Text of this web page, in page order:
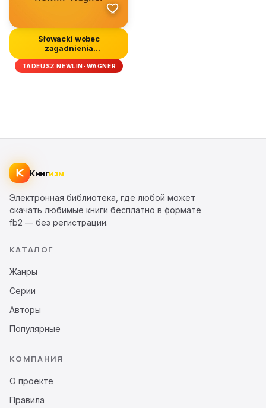
Słowacki wobec
zagadnienia
predestynacji
TADEUSZ NEWLIN-WAGNER
Книгизм
Электронная библиотека, где любой может
скачать любимые книги бесплатно в формате
fb2 — без регистрации.
КАТАЛОГ
Жанры
Серии
Авторы
Популярные
КОМПАНИЯ
О проекте
Правила